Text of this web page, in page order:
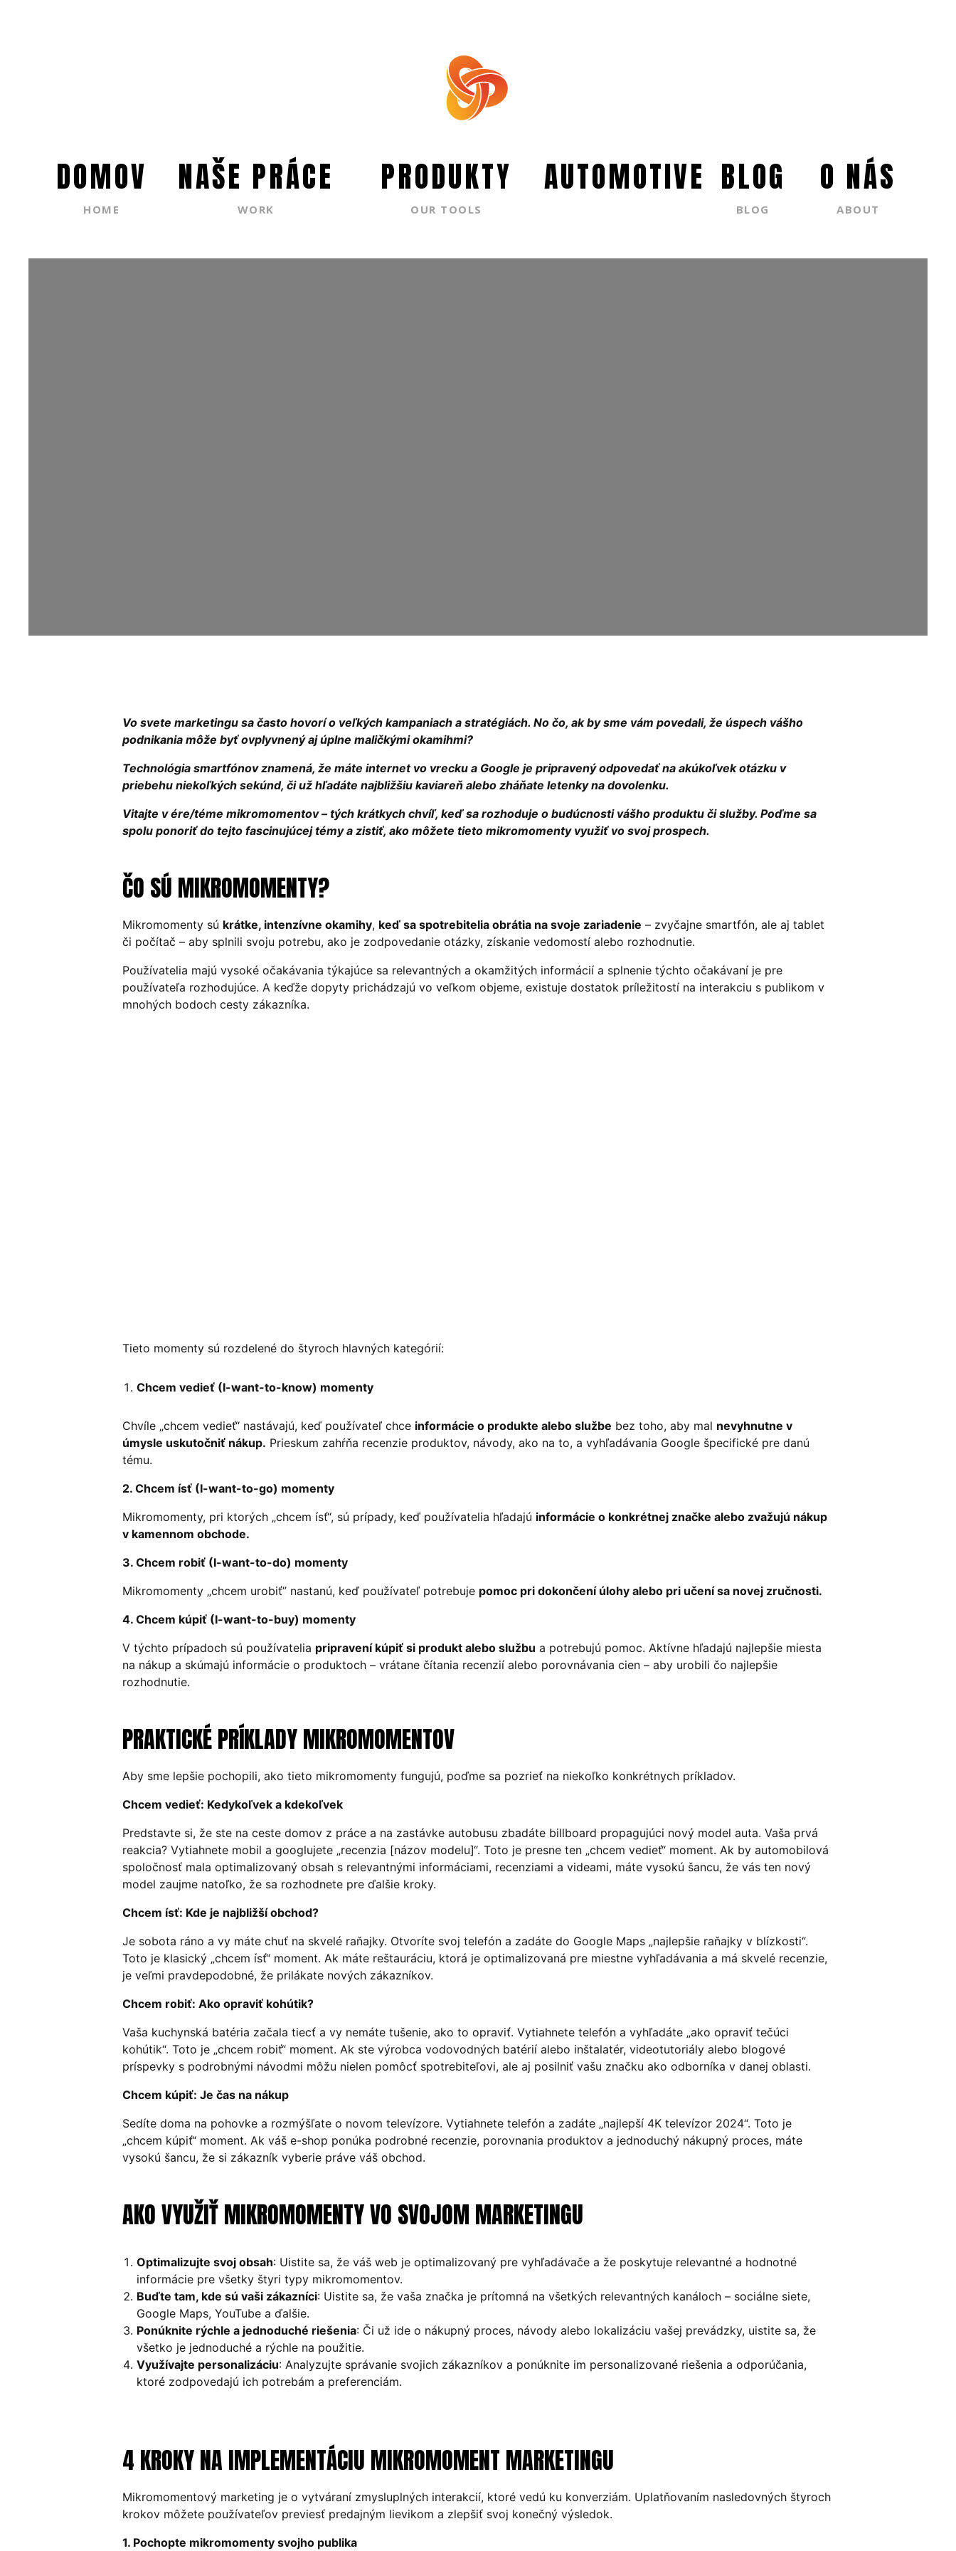
DOMOV
HOME
NAŠE PRÁCE
WORK
PRODUKTY
OUR TOOLS
AUTOMOTIVE BLOG
BLOG
O NÁS
ABOUT
Vo svete marketingu sa často hovorí o veľkých kampaniach a stratégiách. No čo, ak by sme vám povedali, že úspech vášho
podnikania môže byť ovplyvnený aj úplne maličkými okamihmi?
Technológia smartfónov znamená, že máte internet vo vrecku a Google je pripravený odpovedať na akúkoľvek otázku v
priebehu niekoľkých sekúnd, či už hľadáte najbližšiu kaviareň alebo zháňate letenky na dovolenku.
Vitajte v ére/téme mikromomentov – tých krátkych chvíľ, keď sa rozhoduje o budúcnosti vášho produktu či služby. Poďme sa
spolu ponoriť do tejto fascinujúcej témy a zistiť, ako môžete tieto mikromomenty využiť vo svoj prospech.
ČO SÚ MIKROMOMENTY?
Mikromomenty sú krátke, intenzívne okamihy, keď sa spotrebitelia obrátia na svoje zariadenie – zvyčajne smartfón, ale aj tablet
či počítač – aby splnili svoju potrebu, ako je zodpovedanie otázky, získanie vedomostí alebo rozhodnutie.
Používatelia majú vysoké očakávania týkajúce sa relevantných a okamžitých informácií a splnenie týchto očakávaní je pre
používateľa rozhodujúce. A keďže dopyty prichádzajú vo veľkom objeme, existuje dostatok príležitostí na interakciu s publikom v
mnohých bodoch cesty zákazníka.
Tieto momenty sú rozdelené do štyroch hlavných kategórií:
Chcem vedieť (I-want-to-know) momenty
Chvíle „chcem vedieť“ nastávajú, keď používateľ chce informácie o produkte alebo službe bez toho, aby mal nevyhnutne v
úmysle uskutočniť nákup. Prieskum zahŕňa recenzie produktov, návody, ako na to, a vyhľadávania Google špecifické pre danú
tému.
2. Chcem ísť (I-want-to-go) momenty
Mikromomenty, pri ktorých „chcem ísť“, sú prípady, keď používatelia hľadajú informácie o konkrétnej značke alebo zvažujú nákup
v kamennom obchode.
3. Chcem robiť (I-want-to-do) momenty
Mikromomenty „chcem urobiť” nastanú, keď používateľ potrebuje pomoc pri dokončení úlohy alebo pri učení sa novej zručnosti.
4. Chcem kúpiť (I-want-to-buy) momenty
V týchto prípadoch sú používatelia pripravení kúpiť si produkt alebo službu a potrebujú pomoc. Aktívne hľadajú najlepšie miesta
na nákup a skúmajú informácie o produktoch – vrátane čítania recenzií alebo porovnávania cien – aby urobili čo najlepšie
rozhodnutie.
PRAKTICKÉ PRÍKLADY MIKROMOMENTOV
Aby sme lepšie pochopili, ako tieto mikromomenty fungujú, poďme sa pozrieť na niekoľko konkrétnych príkladov.
Chcem vedieť: Kedykoľvek a kdekoľvek
Predstavte si, že ste na ceste domov z práce a na zastávke autobusu zbadáte billboard propagujúci nový model auta. Vaša prvá
reakcia? Vytiahnete mobil a googlujete „recenzia [názov modelu]“. Toto je presne ten „chcem vedieť“ moment. Ak by automobilová
spoločnosť mala optimalizovaný obsah s relevantnými informáciami, recenziami a videami, máte vysokú šancu, že vás ten nový
model zaujme natoľko, že sa rozhodnete pre ďalšie kroky.
Chcem ísť: Kde je najbližší obchod?
Je sobota ráno a vy máte chuť na skvelé raňajky. Otvoríte svoj telefón a zadáte do Google Maps „najlepšie raňajky v blízkosti“.
Toto je klasický „chcem ísť“ moment. Ak máte reštauráciu, ktorá je optimalizovaná pre miestne vyhľadávania a má skvelé recenzie,
je veľmi pravdepodobné, že prilákate nových zákazníkov.
Chcem robiť: Ako opraviť kohútik?
Vaša kuchynská batéria začala tiecť a vy nemáte tušenie, ako to opraviť. Vytiahnete telefón a vyhľadáte „ako opraviť tečúci
kohútik“. Toto je „chcem robiť“ moment. Ak ste výrobca vodovodných batérií alebo inštalatér, videotutoriály alebo blogové
príspevky s podrobnými návodmi môžu nielen pomôcť spotrebiteľovi, ale aj posilniť vašu značku ako odborníka v danej oblasti.
Chcem kúpiť: Je čas na nákup
Sedíte doma na pohovke a rozmýšľate o novom televízore. Vytiahnete telefón a zadáte „najlepší 4K televízor 2024“. Toto je
„chcem kúpiť“ moment. Ak váš e-shop ponúka podrobné recenzie, porovnania produktov a jednoduchý nákupný proces, máte
vysokú šancu, že si zákazník vyberie práve váš obchod.
AKO VYUŽIŤ MIKROMOMENTY VO SVOJOM MARKETINGU
Optimalizujte svoj obsah: Uistite sa, že váš web je optimalizovaný pre vyhľadávače a že poskytuje relevantné a hodnotné
informácie pre všetky štyri typy mikromomentov.
Buďte tam, kde sú vaši zákazníci: Uistite sa, že vaša značka je prítomná na všetkých relevantných kanáloch – sociálne siete,
Google Maps, YouTube a ďalšie.
Ponúknite rýchle a jednoduché riešenia: Či už ide o nákupný proces, návody alebo lokalizáciu vašej prevádzky, uistite sa, že
všetko je jednoduché a rýchle na použitie.
Využívajte personalizáciu: Analyzujte správanie svojich zákazníkov a ponúknite im personalizované riešenia a odporúčania,
ktoré zodpovedajú ich potrebám a preferenciám.
4 KROKY NA IMPLEMENTÁCIU MIKROMOMENT MARKETINGU
Mikromomentový marketing je o vytváraní zmysluplných interakcií, ktoré vedú ku konverziám. Uplatňovaním nasledovných štyroch
krokov môžete používateľov previesť predajným lievikom a zlepšiť svoj konečný výsledok.
1. Pochopte mikromomenty svojho publika